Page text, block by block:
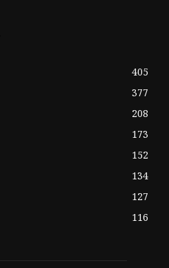
405
377
208
173
152
134
127
116